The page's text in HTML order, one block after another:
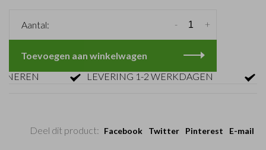
Aantal: +
-
Toevoegen aan winkelwagen
LEVERING 1-2 WERKDAGEN
Deel dit product: Facebook Twitter Pinterest E-mail